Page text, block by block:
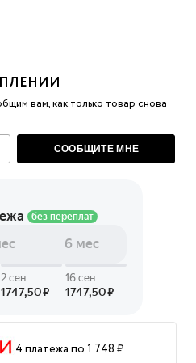
вам, как только товар снова
СООБЩИТЕ МНЕ
4 платежа по 1 748 ₽